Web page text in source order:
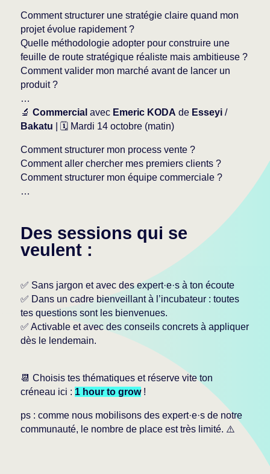
Comment structurer une stratégie claire quand mon
projet évolue rapidement ?
Quelle méthodologie adopter pour construire une
feuille de route stratégique réaliste mais ambitieuse ?
Comment valider mon marché avant de lancer un
produit ?
…
🔬 Commercial avec Emeric KODA de Esseyi/
Bakatu | 🗓 Mardi 14 octobre (matin)
Comment structurer mon process vente ?
Comment aller chercher mes premiers clients ?
Comment structurer mon équipe commerciale ?
…
Des sessions qui se
veulent :
✅ Sans jargon et avec des expert·e·s à ton écoute
✅ Dans un cadre bienveillant à l’incubateur : toutes
tes questions sont les bienvenues.
✅ Activable et avec des conseils concrets à appliquer
dès le lendemain.
📆 Choisis tes thématiques et réserve vite ton
créneau ici : 1 hour to grow!
ps : comme nous mobilisons des expert·e·s de notre
communauté, le nombre de place est très limité. ⚠️